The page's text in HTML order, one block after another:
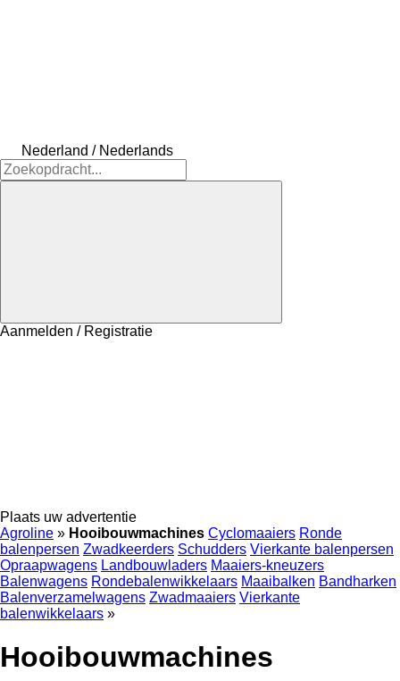
Nederland / Nederlands
Aanmelden / Registratie
Plaats uw advertentie
Agroline » Hooibouwmachines Cyclomaaiers Ronde
balenpersen Zwadkeerders Schudders Vierkante balenpersen
Opraapwagens Landbouwladers Maaiers-kneuzers
Balenwagens Rondebalenwikkelaars Maaibalken Bandharken
Balenverzamelwagens Zwadmaaiers Vierkante
balenwikkelaars »
Hooibouwmachines